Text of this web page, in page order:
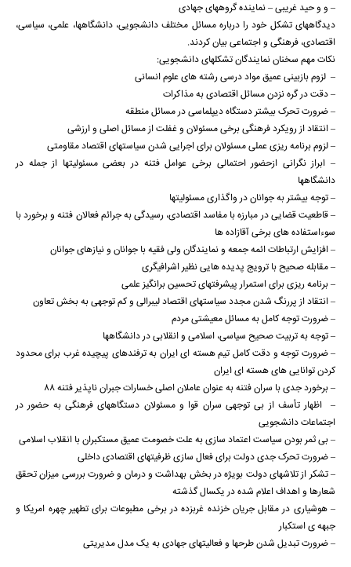
– و و حید غریبی – نماینده گروههای جهادی
دیدگاههای تشکل خود را درباره مسائل مختلف دانشجویی، دانشگاهها، علمی، سیاسی،
اقتصادی، فرهنگی و اجتماعی بیان کردند.
نکات مهم سخنان نمایندگان تشکلهای دانشجویی:
– لزوم بازبینی عمیق مواد درسی رشته های علوم انسانی
– دقت در گره نزدن مسائل اقتصادی به مذاکرات
– ضرورت تحرک بیشتر دستگاه دیپلماسی در مسائل منطقه
– انتقاد از رویکرد فرهنگی برخی مسئولان و غفلت از مسائل اصلی و ارزشی
– لزوم برنامه ریزی عملی مسئولان برای اجرایی شدن سیاستهای اقتصاد مقاومتی
– ابراز نگرانی ازحضور احتمالی برخی عوامل فتنه در بعضی مسئولیتها از جمله در
دانشگاهها
– توجه بیشتر به جوانان در واگذاری مسئولیتها
– قاطعیت قضایی در مبارزه با مفاسد اقتصادی، رسیدگی به جرائم فعالان فتنه و برخورد با
سوءاستفاده های برخی آقازاده ها
– افزایش ارتباطات ائمه جمعه و نمایندگان ولی فقیه با جوانان و نیازهای جوانان
– مقابله صحیح با ترویج پدیده هایی نظیر اشرافیگری
– برنامه ریزی برای استمرار پیشرفتهای تحسین برانگیز علمی
– انتقاد از پررنگ شدن مجدد سیاستهای اقتصاد لیبرالی و کم توجهی به بخش تعاون
– ضرورت توجه کامل به مسائل معیشتی مردم
– توجه به تربیت صحیح سیاسی، اسلامی و انقلابی در دانشگاهها
– ضرورت توجه و دقت کامل تیم هسته ای ایران به ترفندهای پیچیده غرب برای محدود
کردن توانایی های هسته ای ایران
– برخورد جدی با سران فتنه به عنوان عاملان اصلی خسارات جبران ناپذیر فتنه ۸۸
– اظهار تأسف از بی توجهی سران قوا و مسئولان دستگاههای فرهنگی به حضور در
اجتماعات دانشجویی
– بی ثمر بودن سیاست اعتماد سازی به علت خصومت عمیق مستکبران با انقلاب اسلامی
– ضرورت تحرک جدی دولت برای فعال سازی ظرفیتهای اقتصادی داخلی
– تشکر از تلاشهای دولت بویژه در بخش بهداشت و درمان و ضرورت بررسی میزان تحقق
شعارها و اهداف اعلام شده در یکسال گذشته
– هوشیاری در مقابل جریان خزنده غربزده در برخی مطبوعات برای تطهیر چهره امریکا و
جبهه ی استکبار
– ضرورت تبدیل شدن طرحها و فعالیتهای جهادی به یک مدل مدیریتی